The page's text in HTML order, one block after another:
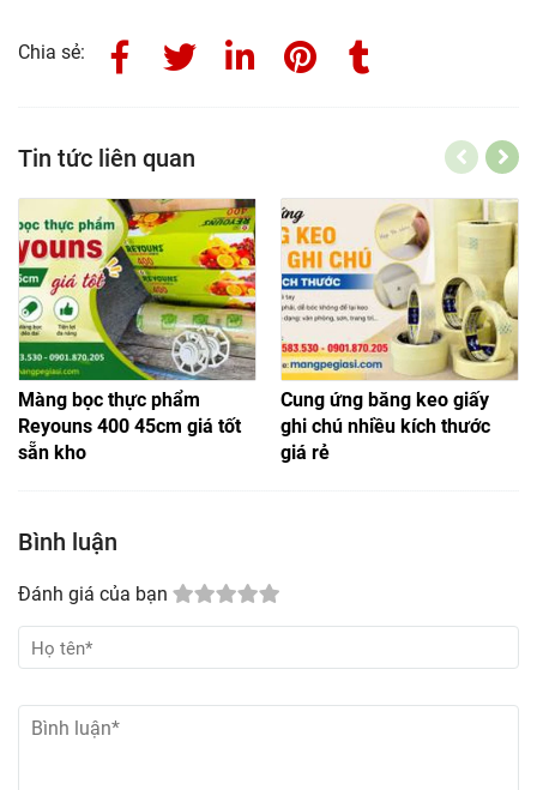
Chia sẻ:
Tin tức liên quan
Màng bọc thực phẩm
Reyouns 400 45cm giá tốt
sẵn kho
Cung ứng băng keo giấy
ghi chú nhiều kích thước
giá rẻ
Bình luận
Đánh giá của bạn